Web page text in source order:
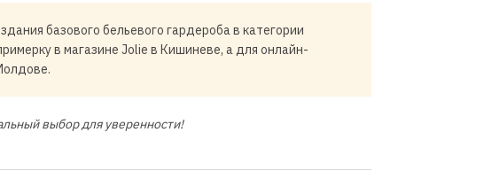
базового бельевого гардероба в категории
в магазине Jolie в Кишиневе, а для онлайн-
выбор для уверенности!